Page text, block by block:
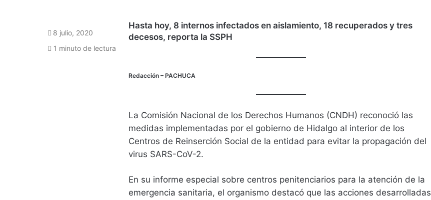
Hasta hoy, 8 internos infectados en aislamiento, 18 recuperados y tres
decesos, reporta la SSPH
Redacción – PACHUCA
La Comisión Nacional de los Derechos Humanos (CNDH) reconoció las
medidas implementadas por el gobierno de Hidalgo al interior de los
Centros de Reinserción Social de la entidad para evitar la propagación del
virus SARS-CoV-2.
En su informe especial sobre centros penitenciarios para la atención de la
emergencia sanitaria, el organismo destacó que las acciones desarrolladas
8 julio, 2020
1 minuto de lectura